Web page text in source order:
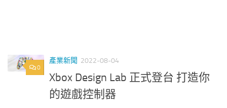
0
產業新聞 2022-08-04
Xbox Design Lab 正式登台 打造你
的遊戲控制器